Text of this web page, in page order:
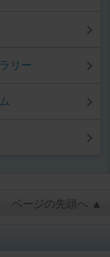
リー
ページの先頭へ ▲